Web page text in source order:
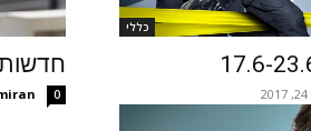
כללי
חדשות
0